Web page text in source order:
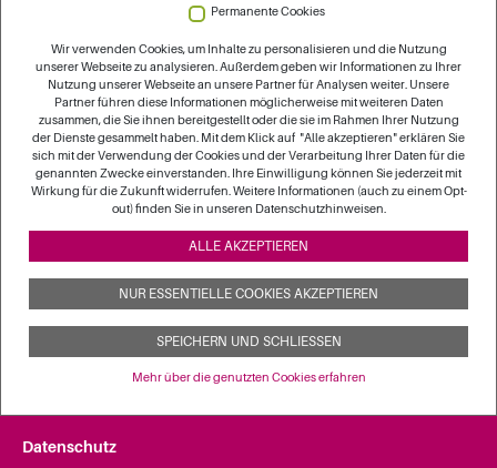
Akteure ins Gespräch, unter anderem zur
zur laufenden Umsetzung wurden im Berichtszeitraum die
Grundlagen für die Fortsetzung weiterentwickelt. In
thematischen Arbeitsgruppen, orientiert an den
Handlungsfeldern der WHO, wurden unter anderem die
Bereiche Prävention, Teilhabe, Beratung und
Unterstützung sowie die Vernetzung im
Versorgungssystem als Schwerpunkte identifiziert.
Zurück
Datenschutz
Permanente Cookies
Wir verwenden Cookies, um Inhalte zu personalisieren und die Nutzung
unserer Webseite zu analysieren. Außerdem geben wir Informationen zu Ihrer
Nutzung unserer Webseite an unsere Partner für Analysen weiter. Unsere
Partner führen diese Informationen möglicherweise mit weiteren Daten
zusammen, die Sie ihnen bereitgestellt oder die sie im Rahmen Ihrer Nutzung
der Dienste gesammelt haben. Mit dem Klick auf "Alle akzeptieren" erklären Sie
sich mit der Verwendung der Cookies und der Verarbeitung Ihrer Daten für die
genannten Zwecke einverstanden. Ihre Einwilligung können Sie jederzeit mit
Wirkung für die Zukunft widerrufen. Weitere Informationen (auch zu einem Opt-
out) finden Sie in unseren Datenschutzhinweisen.
ALLE AKZEPTIEREN
NUR ESSENTIELLE COOKIES AKZEPTIEREN
SPEICHERN UND SCHLIESSEN
Mehr über die genutzten Cookies erfahren